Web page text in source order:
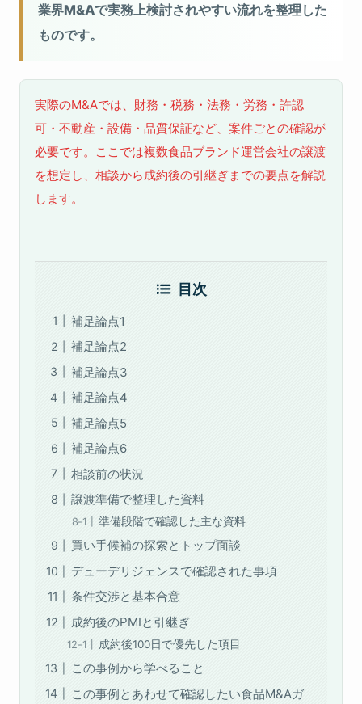
業界M&Aで実務上検討されやすい流れを整理した
ものです。
実際のM&Aでは、財務・税務・法務・労務・許認
可・不動産・設備・品質保証など、案件ごとの確認が
必要です。ここでは複数食品ブランド運営会社の譲渡
を想定し、相談から成約後の引継ぎまでの要点を解説
します。
目次
補足論点1
補足論点2
補足論点3
補足論点4
補足論点5
補足論点6
相談前の状況
譲渡準備で整理した資料
準備段階で確認した主な資料
買い手候補の探索とトップ面談
デューデリジェンスで確認された事項
条件交渉と基本合意
成約後のPMIと引継ぎ
成約後100日で優先した項目
この事例から学べること
この事例とあわせて確認したい食品M&Aガ